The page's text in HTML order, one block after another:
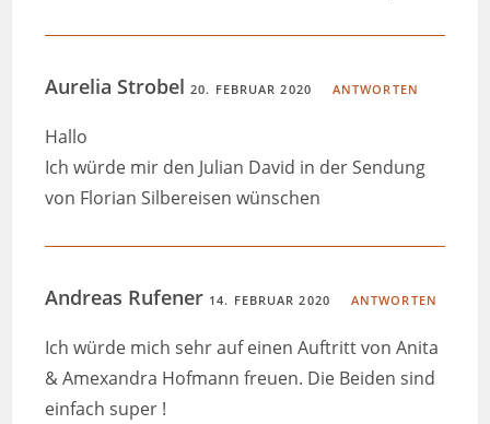
Aurelia Strobel20. FEBRUAR 2020 ANTWORTEN
Hallo
Ich würde mir den Julian David in der Sendung
von Florian Silbereisen wünschen
Andreas Rufener 14. FEBRUAR 2020 ANTWORTEN
Ich würde mich sehr auf einen Auftritt von Anita
& Amexandra Hofmann freuen. Die Beiden sind
einfach super !